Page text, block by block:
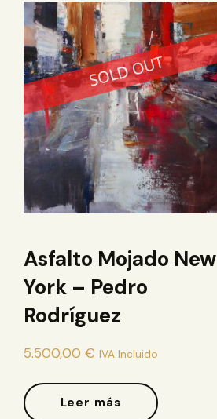
Asfalto Mojado New
York – Pedro
Rodríguez
5.500,00 € IVA Incluido
Leer más